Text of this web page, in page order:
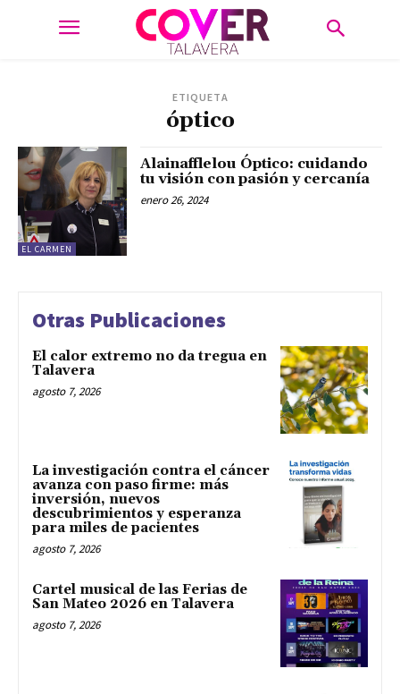
ETIQUETA
óptico
EL CARMEN
Alainafflelou Óptico: cuidando
tu visión con pasión y cercanía
enero 26, 2024
Otras Publicaciones
El calor extremo no da tregua en
Talavera
agosto 7, 2026
La investigación contra el cáncer
avanza con paso firme: más
inversión, nuevos
descubrimientos y esperanza
para miles de pacientes
agosto 7, 2026
Cartel musical de las Ferias de
San Mateo 2026 en Talavera
agosto 7, 2026